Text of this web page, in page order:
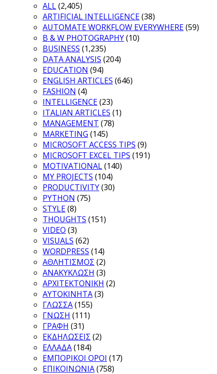
ALL(2,405)
ARTIFICIAL INTELLIGENCE(38)
AUTOMATE WORKFLOW EVERYWHERE(59)
B & W PHOTOGRAPHY(10)
BUSINESS (1,235)
DATA ANALYSIS (204)
EDUCATION (94)
ENGLISH ARTICLES (646)
FASHION (4)
INTELLIGENCE(23)
ITALIAN ARTICLES (1)
MANAGEMENT (78)
MARKETING (145)
MICROSOFT ACCESS TIPS (9)
MICROSOFT EXCEL TIPS (191)
MOTIVATIONAL(140)
MY PROJECTS (104)
PRODUCTIVITY(30)
PYTHON (75)
STYLE(8)
THOUGHTS (151)
VIDEO (3)
VISUALS (62)
WORDPRESS (14)
ΑΘΛΗΤΙΣΜΟΣ (2)
ΑΝΑΚΥΚΛΩΣΗ (3)
ΑΡΧΙΤΕΚΤΟΝΙΚΗ (2)
ΑΥΤΟΚΙΝΗΤΑ(3)
ΓΛΩΣΣΑ(155)
ΓΝΩΣΗ (111)
ΓΡΑΦΗ (31)
ΕΚΔΗΛΩΣΕΙΣ (2)
ΕΛΛΑΔΑ(184)
ΕΜΠΟΡΙΚΟΙ ΟΡΟΙ (17)
ΕΠΙΚΟΙΝΩΝΙΑ(758)